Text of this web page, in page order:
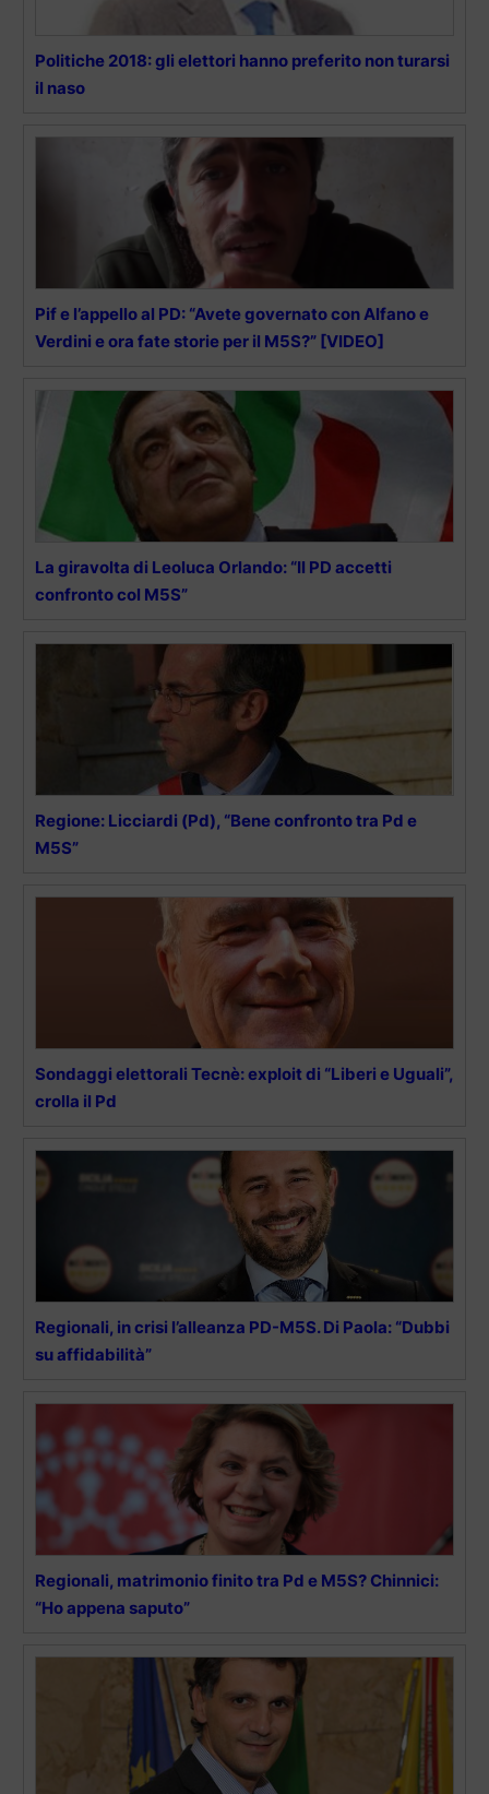
Politiche 2018: gli elettori hanno preferito non turarsi
il naso
Pif e l’appello al PD: “Avete governato con Alfano e
Verdini e ora fate storie per il M5S?” [VIDEO]
La giravolta di Leoluca Orlando: “Il PD accetti
confronto col M5S”
Regione: Licciardi (Pd), “Bene confronto tra Pd e
M5S”
Sondaggi elettorali Tecnè: exploit di “Liberi e Uguali”,
crolla il Pd
Regionali, in crisi l’alleanza PD-M5S. Di Paola: “Dubbi
su affidabilità”
Regionali, matrimonio finito tra Pd e M5S? Chinnici:
“Ho appena saputo”